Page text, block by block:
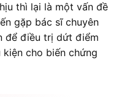
thì lại là một vấn đề
gặp bác sĩ chuyên
để điều trị dứt điểm
cho biến chứng